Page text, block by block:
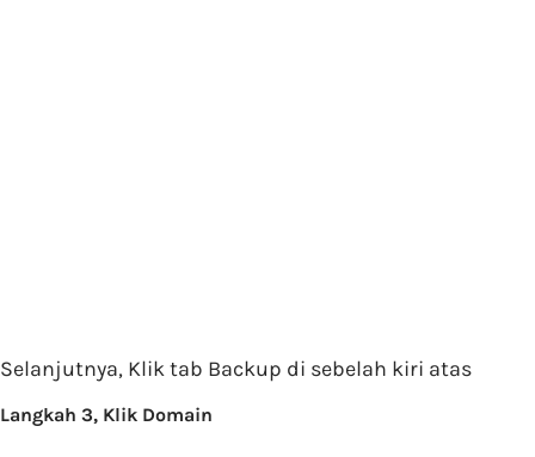
Selanjutnya, Klik tab Backup di sebelah kiri atas
Langkah 3, Klik Domain